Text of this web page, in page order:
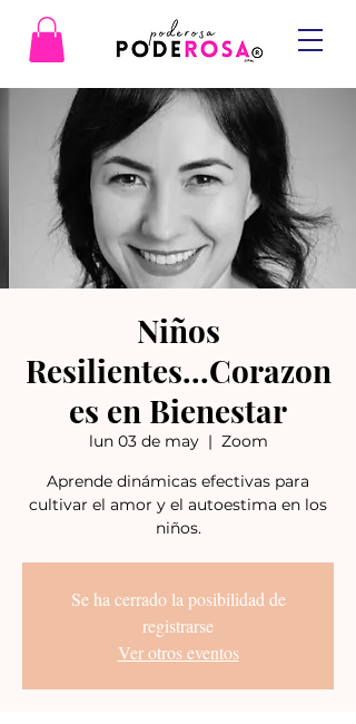
Niños
Resilientes...Corazon
es en Bienestar
lun 03 de may
  |
Zoom
Aprende dinámicas efectivas para
cultivar el amor y el autoestima en los
niños.
Se ha cerrado la posibilidad de
registrarse
Ver otros eventos